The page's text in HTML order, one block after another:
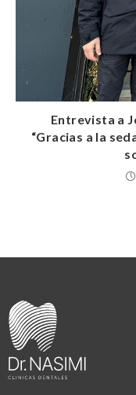
Entrevista a
“Gracias a la